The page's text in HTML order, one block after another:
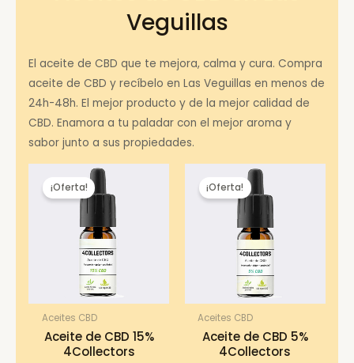
Veguillas
El aceite de CBD que te mejora, calma y cura. Compra
aceite de CBD y recíbelo en Las Veguillas en menos de
24h-48h. El mejor producto y de la mejor calidad de
CBD. Enamora a tu paladar con el mejor aroma y
sabor junto a sus propiedades.
¡Oferta!
Aceites CBD
Aceite de CBD 15%
4Collectors
¡Oferta!
Aceites CBD
Aceite de CBD 5%
4Collectors